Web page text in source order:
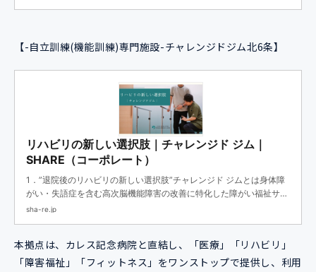
【-自立訓練(機能訓練)専門施設-チャレンジドジム北6条】
リハビリの新しい選択肢｜チャレンジド ジム｜
SHARE（コーポレート）
1．”退院後のリハビリの新しい選択肢”チャレンジド ジムとは身体障
がい・失語症を含む高次脳機能障害の改善に特化した障がい福祉サー
ビス適用の自立訓練（機能訓練）専門施設です。理学療法士・言語聴
sha-re.jp
本拠点は、カレス記念病院と直結し、「医療」「リハビリ」
「障害福祉」「フィットネス」をワンストップで提供し、利用